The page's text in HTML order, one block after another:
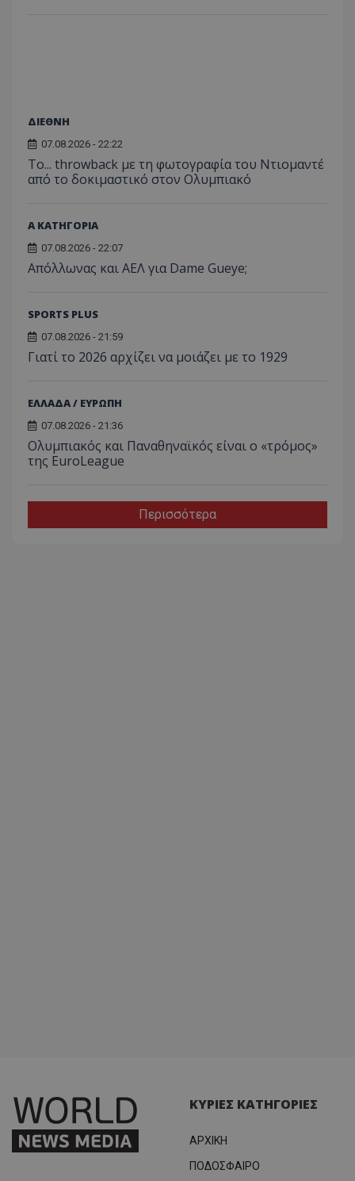
ΔΙΕΘΝΗ
07.08.2026 - 22:22
Το... throwback με τη φωτογραφία του Ντιομαντέ
από το δοκιμαστικό στον Ολυμπιακό
Α ΚΑΤΗΓΟΡΙΑ
07.08.2026 - 22:07
Απόλλωνας και ΑΕΛ για Dame Gueye;
SPORTS PLUS
07.08.2026 - 21:59
Γιατί το 2026 αρχίζει να μοιάζει με το 1929
ΕΛΛΑΔΑ / ΕΥΡΩΠΗ
07.08.2026 - 21:36
Ολυμπιακός και Παναθηναϊκός είναι ο «τρόμος»
της EuroLeague
Περισσότερα
ΚΥΡΙΕΣ ΚΑΤΗΓΟΡΙΕΣ
ΑΡΧΙΚΗ
ΠΟΔΟΣΦΑΙΡΟ